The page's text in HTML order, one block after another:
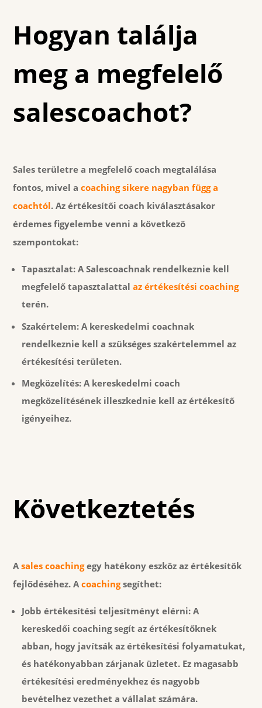
Hogyan találja
meg a megfelelő
salescoachot?
Sales területre a megfelelő coach megtalálása
fontos, mivel acoaching sikere nagyban függ a
coachtól. Az értékesítői coach kiválasztásakor
érdemes figyelembe venni a következő
szempontokat:
Tapasztalat: A Salescoachnak rendelkeznie kell
megfelelő tapasztalattalaz értékesítési coaching
terén.
Szakértelem: A kereskedelmi coachnak
rendelkeznie kell a szükséges szakértelemmel az
értékesítési területen.
Megközelítés: A kereskedelmi coach
megközelítésének illeszkednie kell az értékesítő
igényeihez.
Következtetés
Asales coachingegy hatékony eszköz az értékesítők
fejlődéséhez. Acoachingsegíthet:
Jobb értékesítési teljesítményt elérni: A
kereskedői coaching segít az értékesítőknek
abban, hogy javítsák az értékesítési folyamatukat,
és hatékonyabban zárjanak üzletet. Ez magasabb
értékesítési eredményekhez és nagyobb
bevételhez vezethet a vállalat számára.